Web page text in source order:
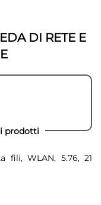
DI RETE E
prodotti
fili, WLAN, 5.76, 21